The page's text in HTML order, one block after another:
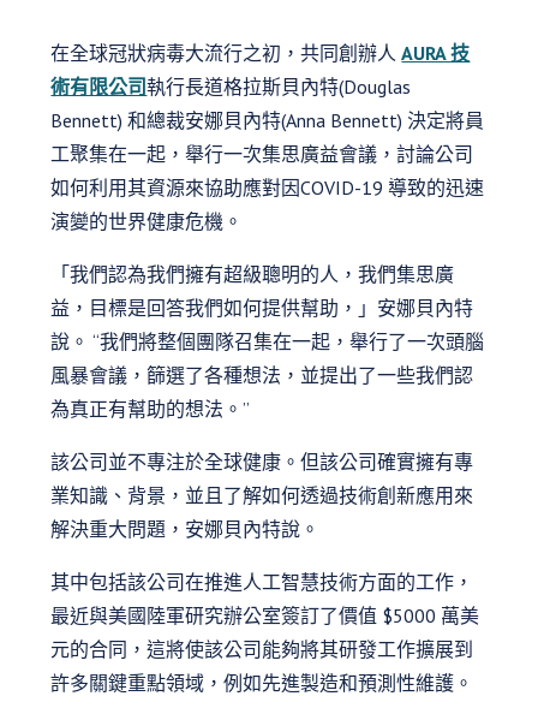
在全球冠狀病毒大流行之初，共同創辦人AURA 技
術有限公司執行長道格拉斯貝內特(Douglas
Bennett) 和總裁安娜貝內特(Anna Bennett) 決定將員
工聚集在一起，舉行一次集思廣益會議，討論公司
如何利用其資源來協助應對因COVID-19 導致的迅速
演變的世界健康危機。
「我們認為我們擁有超級聰明的人，我們集思廣
益，目標是回答我們如何提供幫助，」安娜貝內特
說。 “我們將整個團隊召集在一起，舉行了一次頭腦
風暴會議，篩選了各種想法，並提出了一些我們認
為真正有幫助的想法。”
該公司並不專注於全球健康。但該公司確實擁有專
業知識、背景，並且了解如何透過技術創新應用來
解決重大問題，安娜貝內特說。
其中包括該公司在推進人工智慧技術方面的工作，
最近與美國陸軍研究辦公室簽訂了價值 $5000 萬美
元的合同，這將使該公司能夠將其研發工作擴展到
許多關鍵重點領域，例如先進製造和預測性維護。